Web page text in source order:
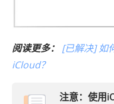
阅读更多： [已解决] 如
iCloud？
注意： 使用